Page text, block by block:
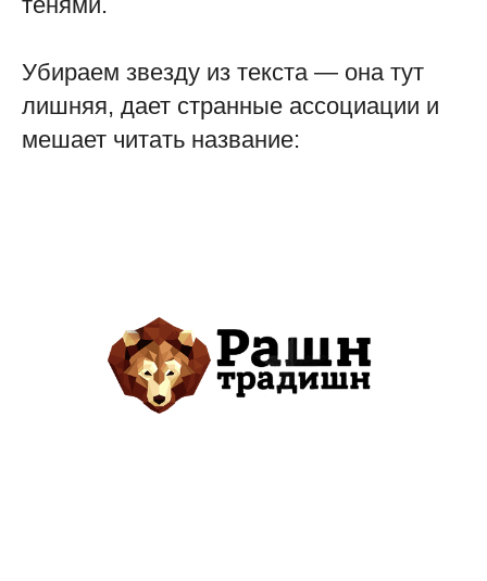
Убираем звезду из текста — она тут
лишняя, дает странные ассоциации и
мешает читать название: